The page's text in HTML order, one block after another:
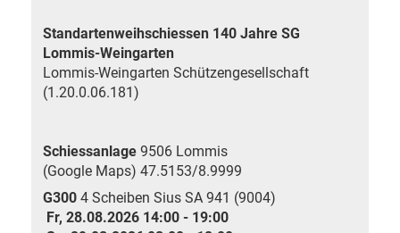
Standartenweihschiessen 140 Jahre SG
Lommis-Weingarten
Lommis-Weingarten Schützengesellschaft
(1.20.0.06.181)
Schiessanlage 9506 Lommis
(Google Maps) 47.5153/8.9999
G300 4 Scheiben Sius SA 941 (9004)
Fr, 28.08.2026 14:00 - 19:00